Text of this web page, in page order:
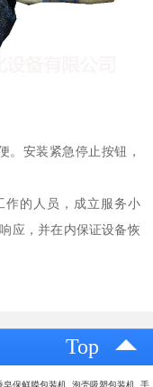
。安装紧急停止按钮，
的人员，成立服务小
应，并在内保证设备恢
Top